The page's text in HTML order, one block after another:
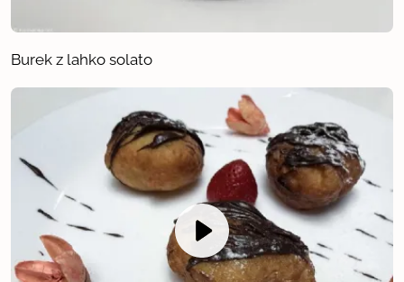
Burek z lahko solato